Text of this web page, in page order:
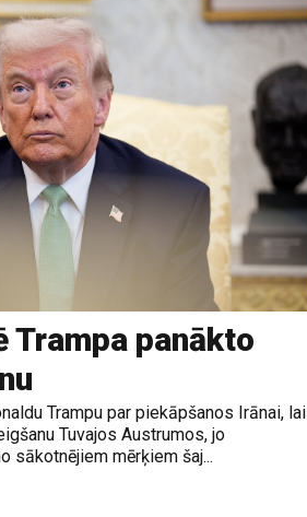
panākto
Trampu par piekāpšanos Irānai, lai
Tuvajos Austrumos, jo
sākotnējiem mērķiem šaj...